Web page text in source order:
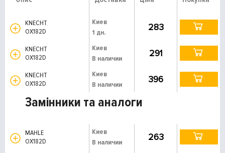
KNECHT
OX182D
Киев
1 дн.
283
KNECHT
OX182D
Киев
В наличии
291
KNECHT
OX182D
Киев
В наличии
396
Замінники та аналоги
MAHLE
OX182D
Киев
В наличии
263